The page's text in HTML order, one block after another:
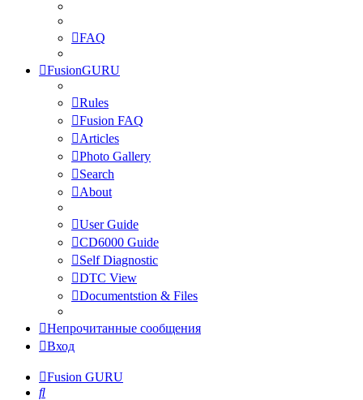
FAQ
FusionGURU
Rules
Fusion FAQ
Articles
Photo Gallery
Search
About
User Guide
CD6000 Guide
Self Diagnostic
DTC View
Documentstion & Files
Непрочитанные сообщения
Вход
Fusion GURU
Поиск